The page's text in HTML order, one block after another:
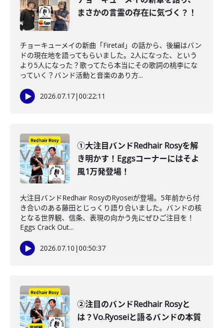
まさかの言霊の存在に気づく？！
チョーキューメイの新曲「Firetail」の話から、後編はバン
ドの現在地を語ってもらいました。2人になった、という
より5人になった？歌ってたら本当にその歌詞の桃李にな
っていく？バンド活動と音楽のあり方...
2026.07.17|00:22:11
①大注目バンドRedhair Rosyを解
き明かす！Eggsコーナーにはそよ
風1万発登場！
大注目バンドRedhair RosyのRyoseiが登場。5年前から付
き合いのある藤田とじっくり語り合いました。バンドの核
となる世界観、信条、表現の向かう先にぜひご注目を！
Eggs Crack Out...
2026.07.10 |00:50:37
②注目のバンドRedhair Rosyと
は？Vo.Ryoseiと語るバンドの本質